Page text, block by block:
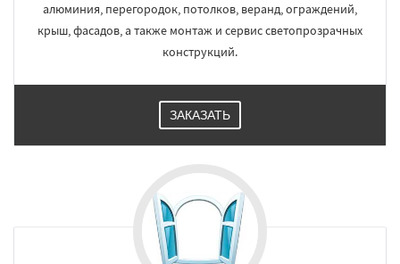
алюминия, перегородок, потолков, веранд, ограждений,
крыш, фасадов, а также монтаж и сервис светопрозрачных
конструкций.
ЗАКАЗАТЬ